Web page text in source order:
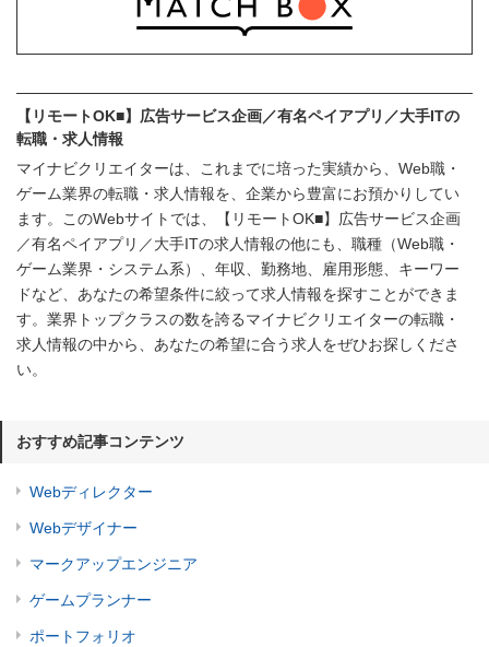
【リモートOK■】広告サービス企画／有名ペイアプリ／大手ITの
転職・求人情報
マイナビクリエイターは、これまでに培った実績から、Web職・
ゲーム業界の転職・求人情報を、企業から豊富にお預かりしてい
ます。このWebサイトでは、【リモートOK■】広告サービス企画
／有名ペイアプリ／大手ITの求人情報の他にも、職種（Web職・
ゲーム業界・システム系）、年収、勤務地、雇用形態、キーワー
ドなど、あなたの希望条件に絞って求人情報を探すことができま
す。業界トップクラスの数を誇るマイナビクリエイターの転職・
求人情報の中から、あなたの希望に合う求人をぜひお探しくださ
い。
おすすめ記事コンテンツ
Webディレクター
Webデザイナー
マークアップエンジニア
ゲームプランナー
ポートフォリオ